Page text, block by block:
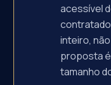
acessível
inteiro,
proposta
tamanho